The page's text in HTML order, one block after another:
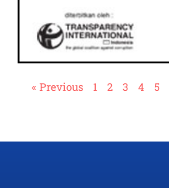
« Previous 1 2 3 4 5